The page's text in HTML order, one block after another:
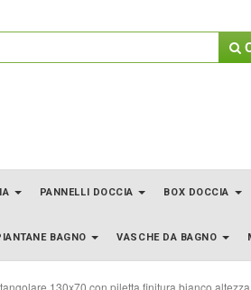
PANNELLI DOCCIA BOX DOCCIA
BAGNO VASCHE DA BAGNO
130x70 con piletta finitura bianco